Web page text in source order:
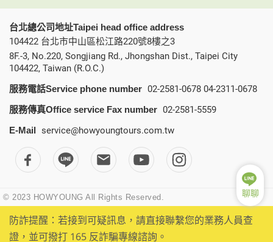
防詐提醒：若接到可疑訊息，請直接聯繫您的業務人員查
證，並可撥打 165 反詐騙專線諮詢。
聊聊
台北總公司地址Taipei head office address
104422 台北市中山區松江路220號8樓之3
8F.-3, No.220, Songjiang Rd., Jhongshan Dist., Taipei City
104422, Taiwan (R.O.C.)
服務電話Service phone number 02-2581-0678 04-2311-0678
服務傳真Office service Fax number 02-2581-5559
E-Mail service@howyoungtours.com.tw
© 2023 HOWYOUNG All Rights Reserved.